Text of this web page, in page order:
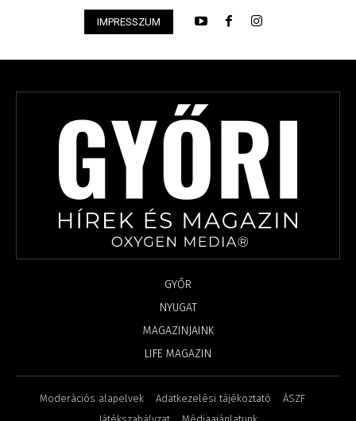
IMPRESSZUM
GYŐR
NYUGAT
MAGAZINJAINK
LIFE MAGAZIN
Moderációs alapelvek Adatkezelési tájékoztató
ÁSZF